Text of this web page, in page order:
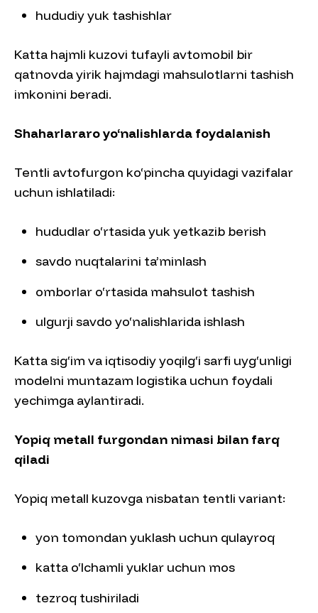
hududiy yuk tashishlar
Katta hajmli kuzovi tufayli avtomobil bir
qatnovda yirik hajmdagi mahsulotlarni tashish
imkonini beradi.
Shaharlararo yo‘nalishlarda foydalanish
Tentli avtofurgon ko‘pincha quyidagi vazifalar
uchun ishlatiladi:
hududlar o‘rtasida yuk yetkazib berish
savdo nuqtalarini ta’minlash
omborlar o‘rtasida mahsulot tashish
ulgurji savdo yo‘nalishlarida ishlash
Katta sig‘im va iqtisodiy yoqilg‘i sarfi uyg‘unligi
modelni muntazam logistika uchun foydali
yechimga aylantiradi.
Yopiq metall furgondan nimasi bilan farq
qiladi
Yopiq metall kuzovga nisbatan tentli variant:
yon tomondan yuklash uchun qulayroq
katta o‘lchamli yuklar uchun mos
tezroq tushiriladi